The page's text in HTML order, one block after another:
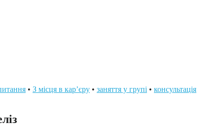
• З місця в кар’єру • заняття у групі • консультація